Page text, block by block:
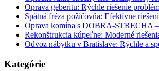
Oprava geberitu: Rýchle riešenie
Spätná fréza požičovňa: Efektívne
Oprava komína s DOBRA-STRECHA
Rekonštrukcia kúpeľne: Moderné
Odvoz nábytku v Bratislave: Rýchle a
Kategórie